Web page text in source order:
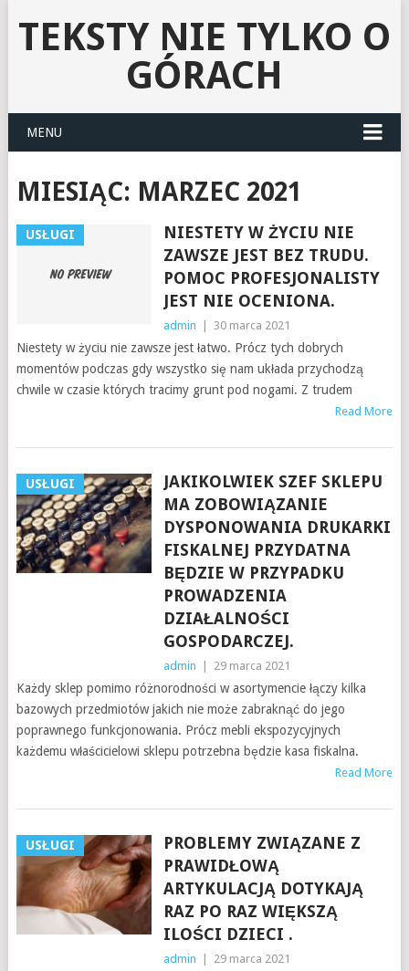
TEKSTY NIE TYLKO O
GÓRACH
MENU
MIESIĄC: MARZEC 2021
USŁUGI
NIESTETY W ŻYCIU NIE
ZAWSZE JEST BEZ TRUDU.
POMOC PROFESJONALISTY
JEST NIE OCENIONA.
admin 30 marca 2021
Niestety w życiu nie zawsze jest łatwo. Prócz tych dobrych
momentów podczas gdy wszystko się nam układa przychodzą
chwile w czasie których tracimy grunt pod nogami. Z trudem
Read More
USŁUGI
JAKIKOLWIEK SZEF SKLEPU
MA ZOBOWIĄZANIE
DYSPONOWANIA DRUKARKI
FISKALNEJ PRZYDATNA
BĘDZIE W PRZYPADKU
PROWADZENIA
DZIAŁALNOŚCI
GOSPODARCZEJ.
admin 29 marca 2021
Każdy sklep pomimo różnorodności w asortymencie łączy kilka
bazowych przedmiotów jakich nie może zabraknąć do jego
poprawnego funkcjonowania. Prócz mebli ekspozycyjnych
każdemu właścicielowi sklepu potrzebna będzie kasa fiskalna.
Read More
USŁUGI
PROBLEMY ZWIĄZANE Z
PRAWIDŁOWĄ
ARTYKULACJĄ DOTYKAJĄ
RAZ PO RAZ WIĘKSZĄ
ILOŚCI DZIECI .
admin 29 marca 2021